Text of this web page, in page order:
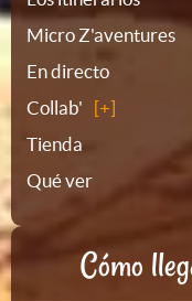
sitio
Micro Z'aventures
En directo
Collab'
Tienda
Qué ver
Cómo